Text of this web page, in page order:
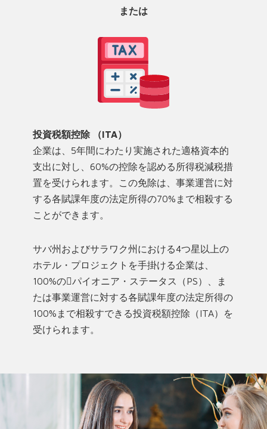
または
投資税額控除 （ITA）
企業は、5年間にわたり実施された適格資本的
支出に対し、60%の控除を認める所得税減税措
置を受けられます。この免除は、事業運営に対
する各賦課年度の法定所得の70%まで相殺する
ことができます。
サバ州およびサラワク州における4つ星以上の
ホテル・プロジェクトを手掛ける企業は、
100%のパイオニア・ステータス（PS）、ま
たは事業運営に対する各賦課年度の法定所得の
100%まで相殺すできる投資税額控除（ITA）を
受けられます。